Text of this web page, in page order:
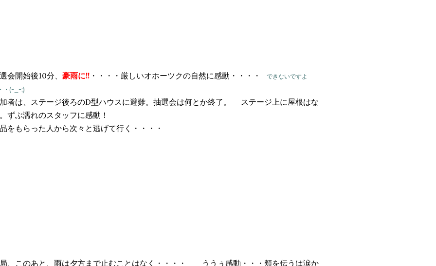
会開始後10分、 豪雨に!! ・・・・厳しいオホーツクの自然に感動・・・・
できないですよ
・(-_-;)
者は、ステージ後ろのD型ハウスに避難。抽選会は何とか終了。 ステージ上に屋根はな
ずぶ濡れのスタッフに感動！
をもらった人から次々と逃げて行く・・・・
、このあと、雨は夕方まで止むことはなく・・・・ ううぅ感動・・・頬を伝うは涙か